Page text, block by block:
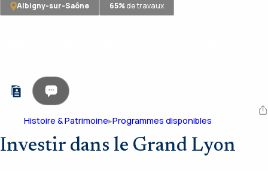
Albigny-sur-Saône 65%de travaux
Histoire & Patrimoine Programmes disponibles
Investir dans le Grand Lyon